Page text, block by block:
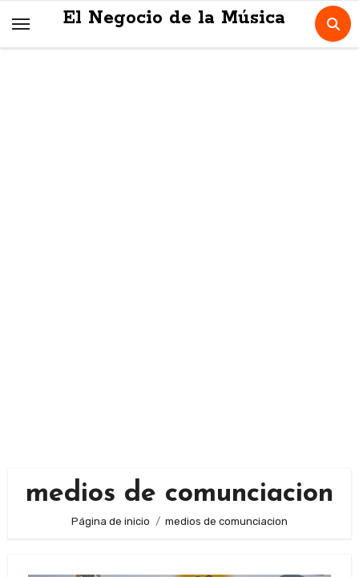
El Negocio de la Música
medios de comunciacion
Página de inicio medios de comunciacion